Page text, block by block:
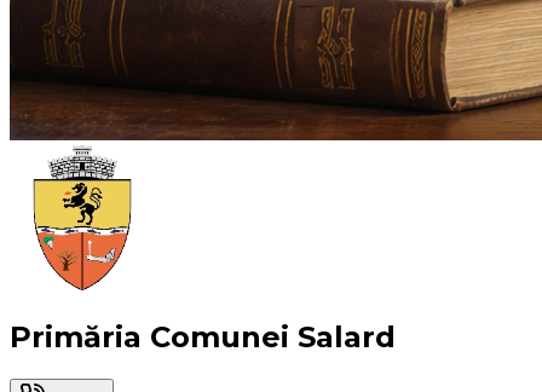
Primăria Comunei Salard